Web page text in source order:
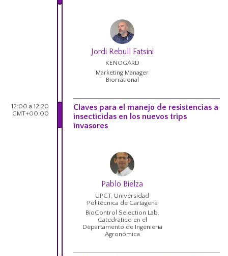
Jordi Rebull Fatsini
KENOGARD
Marketing Manager
Biorrational
12:00 a 12:20
GMT+00:00
Claves para el manejo de resistencias a
insecticidas en los nuevos trips
invasores
Pablo Bielza
UPCT, Universidad
Politécnica de Cartagena
BioControl Selection Lab.
Catedrático en el
Departamento de Ingeniería
Agronómica